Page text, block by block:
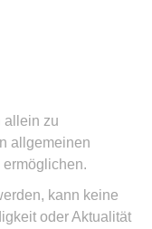
allein zu
allgemeinen
kann keine
oder Aktualität